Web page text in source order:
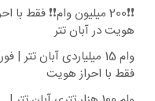
❗❗200 میلیون وام❗❗ فقط با
هویت در آبان تتر
وام 15 میلیاردی آبان تتر |
فقط با احراز هویت